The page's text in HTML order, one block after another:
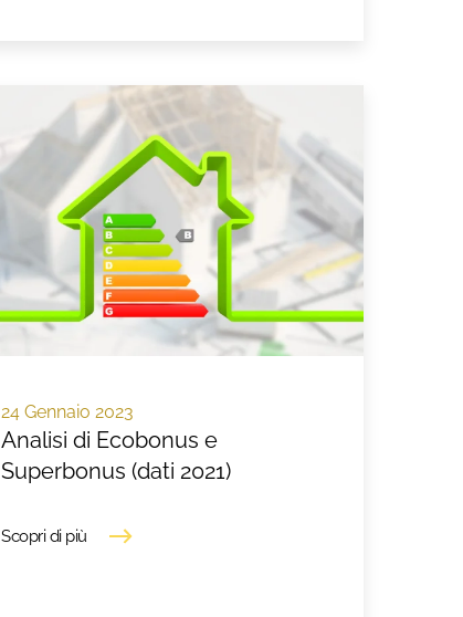
24 Gennaio 2023
Analisi di Ecobonus e
Superbonus (dati 2021)
Scopri di più